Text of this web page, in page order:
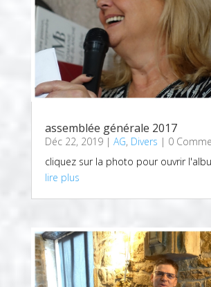
assemblée générale 2017
Déc 22, 2019| AG, Divers | 0
cliquez sur la photo pour ouvrir
lire plus